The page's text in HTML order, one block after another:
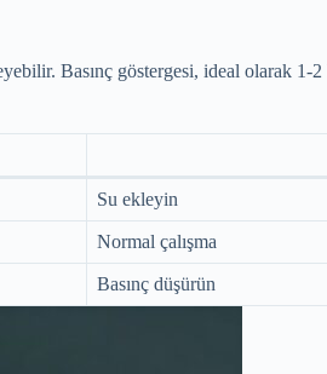
Basınç göstergesi, ideal olarak 1-2
Su ekleyin
Normal çalışma
Basınç düşürün